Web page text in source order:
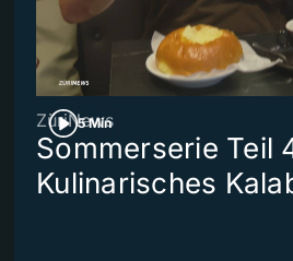
5 Min
ZüriNews
Sommerserie Teil
Kulinarisches